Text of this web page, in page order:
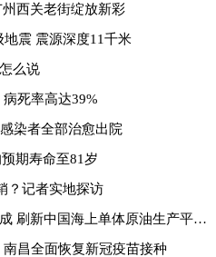
西关老街绽放新彩
震 震源深度11千米
么说
死率高达39%
染者全部治愈出院
期寿命至81岁
？记者实地探访
中国海上单体原油生产平台重量纪录
昌全面恢复新冠疫苗接种